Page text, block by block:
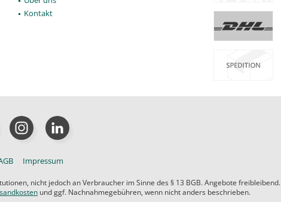
Kontakt
Impressum
nicht jedoch an Verbraucher im Sinne des § 13 BGB. Angebote freibleibend.
und ggf. Nachnahmegebühren, wenn nicht anders beschrieben.